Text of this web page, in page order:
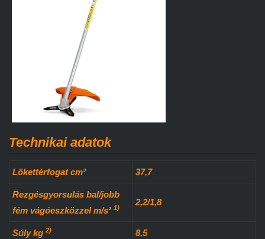
Technikai adatok
Lökettérfogat cm³ 37,7
Rezgésgyorsulás bal/jobb
fém vágóeszközzel m/s² 1)
2,2/1,8
Súly kg 2) 8,5